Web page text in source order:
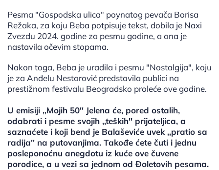
Pesma "Gospodska ulica" poynatog pevača Borisa
Režaka, za koju Beba potpisuje tekst, dobila je Naxi
Zvezdu 2024. godine za pesmu godine, a ona je
nastavila očevim stopama.
Nakon toga, Beba je uradila i pesmu "Nostalgija", koju
je za Anđelu Nestorović predstavila publici na
prestižnom festivalu Beogradsko proleće ove godine.
U emisiji ,,Mojih 50'' Jelena će, pored ostalih,
odabrati i pesme svojih ,,teških'' prijateljica, a
saznaćete i koji bend je Balaševiće uvek ,,pratio sa
radija'' na putovanjima. Takođe ćete čuti i jednu
posleponoćnu anegdotu iz kuće ove čuvene
porodice, a u vezi sa jednom od Đoletovih pesama.